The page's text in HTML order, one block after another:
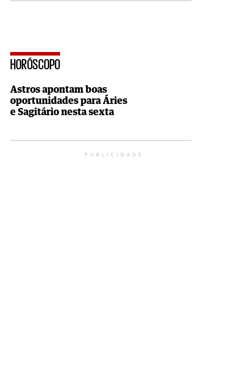
HORÓSCOPO
Astros apontam boas
oportunidades para Áries
e Sagitário nesta sexta
PUBLICIDADE